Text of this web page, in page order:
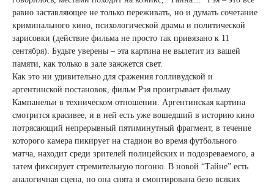
равно заставляющее не только переживать, но и думать сочетание
криминального кино, психологической драмы и политической
зарисовки (действие фильма не просто так привязано к 11
сентября). Будьте уверены – эта картина не вылетит из вашей
памяти, как только в зале зажжется свет.
Как это ни удивительно для сражения голливудской и
аргентинской постановок, фильм Рэя проигрывает фильму
Кампанельи в техническом отношении. Аргентинская картина
смотрится красивее, и в ней есть уже вошедший в историю кино
потрясающий непрерывный пятиминутный фрагмент, в течение
которого камера пикирует на стадион во время футбольного
матча, находит среди зрителей полицейских и подозреваемого, а
затем фиксирует стремительную погоню. В новой “Тайне” есть
аналогичная сцена, но она снята и смонтирована безо всяких